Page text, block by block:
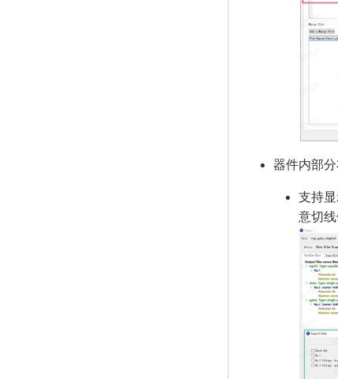
器件内部分
支持
意切线